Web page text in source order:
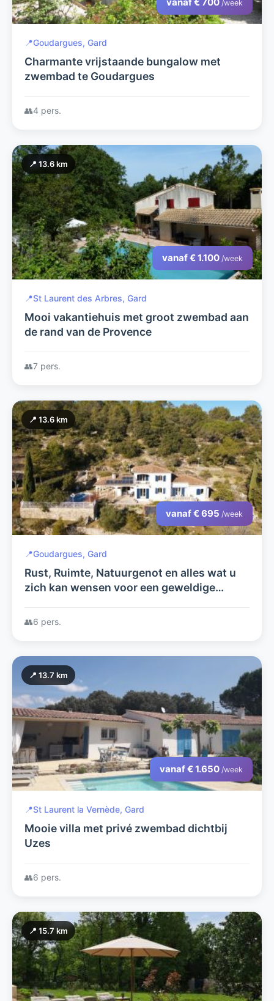
/week
📍Goudargues, Gard
Charmante vrijstaande bungalow met
zwembad te Goudargues
👥4 pers.
📍 13.6 km
vanaf € 1.100 /week
📍St Laurent des Arbres, Gard
Mooi vakantiehuis met groot zwembad aan
de rand van de Provence
👥7 pers.
📍 13.6 km
vanaf € 695 /week
📍Goudargues, Gard
Rust, Ruimte, Natuurgenot en alles wat u
zich kan wensen voor een geweldige
Frankrijk met verwarmd zwembad.
👥6 pers.
📍 13.7 km
vanaf € 1.650 /week
📍St Laurent la Vernède, Gard
Mooie villa met privé zwembad dichtbij
Uzes
👥6 pers.
📍 15.7 km